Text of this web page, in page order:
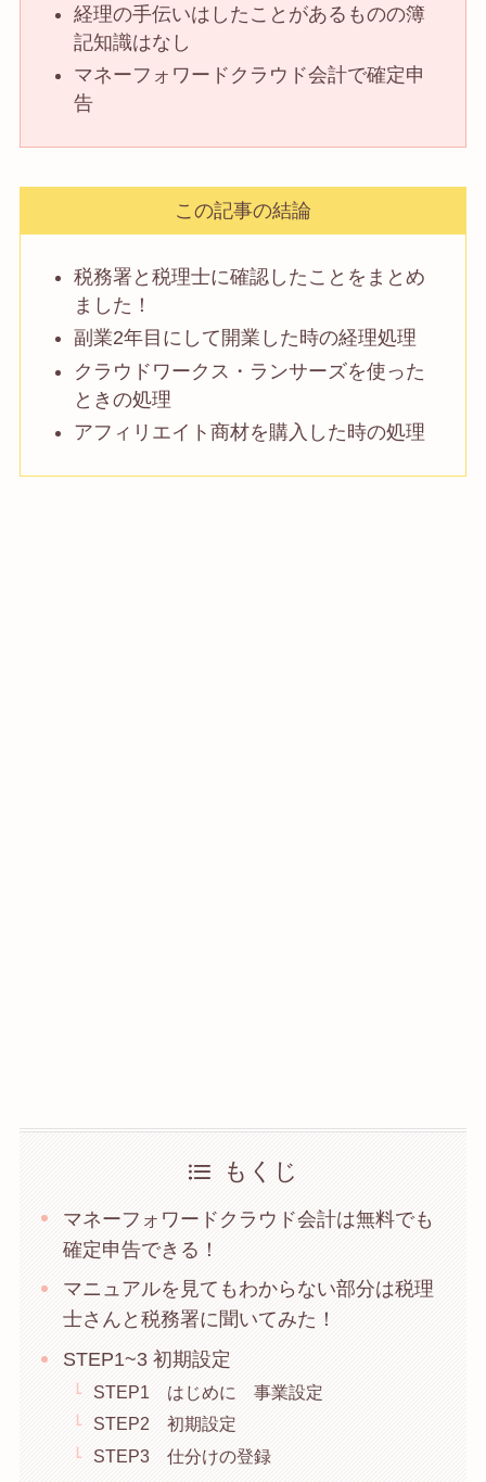
経理の手伝いはしたことがあるものの簿
記知識はなし
マネーフォワードクラウド会計で確定申
告
この記事の結論
税務署と税理士に確認したことをまとめ
ました！
副業2年目にして開業した時の経理処理
クラウドワークス・ランサーズを使った
ときの処理
アフィリエイト商材を購入した時の処理
もくじ
マネーフォワードクラウド会計は無料でも
確定申告できる！
マニュアルを見てもわからない部分は税理
士さんと税務署に聞いてみた！
STEP1~3 初期設定
STEP1 はじめに 事業設定
STEP2 初期設定
STEP3 仕分けの登録